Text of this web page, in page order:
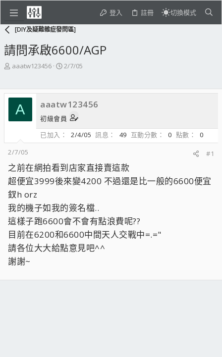
登入 註冊 切換模式
[DIY及疑難雜症發問區]
請問承啟6600/AGP
主
起
aaatw123456
開
期
2/7/05
A aaatw123456
初級會員
已加入
2/4/05 訊息 49 互動分數 0 點數
0
2/7/05
#1
之前在網拍看到店家直接賣這款
超便宜3999後來變4200 不過還是比一般的6600便宜
釵h orz
我的機子如我的簽名檔..
這樣子跑6600會不會有點浪費呢??
目前在6200和6600中間天人交戰中=.="
請各位大大給點意見吧^^
謝謝~